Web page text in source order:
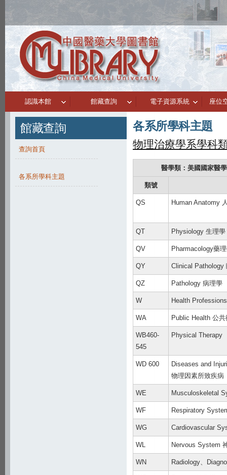
認識本館 館藏查詢 電子資源系統 座位
館藏查詢
查詢首頁
各系所學科主題
各系所學科主題
物理治療學系學科
醫學類：美國國家醫
類號
QS Human Anatomy
QT Physiology 生理學
QV Pharmacology藥
QY Clinical Pathology
QZ Pathology 病理學
W Health
WA Public Health 公共
WB460-
545
Physical Therapy
WD 600
Diseases and
物理因素所致疾病
WE Musculoskeletal
WF Respiratory
WG Cardiovascular
WL Nervous System
WN Radiology、